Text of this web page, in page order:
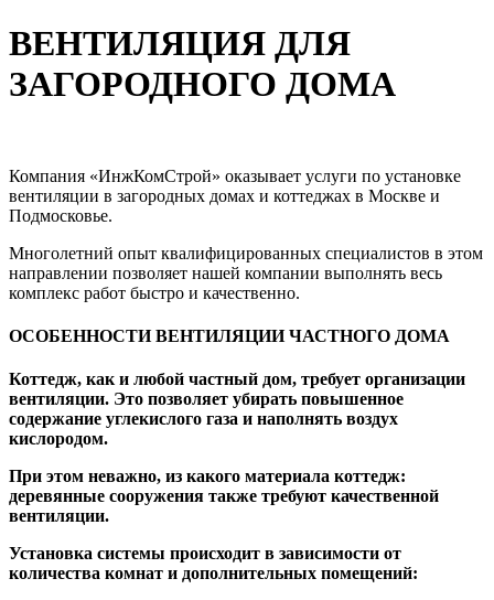
ВЕНТИЛЯЦИЯ ДЛЯ
ЗАГОРОДНОГО ДОМА
Компания «ИнжКомСтрой» оказывает услуги по установке
вентиляции в загородных домах и коттеджах в Москве и
Подмосковье.
Многолетний опыт квалифицированных специалистов в этом
направлении позволяет нашей компании выполнять весь
комплекс работ быстро и качественно.
ОСОБЕННОСТИ ВЕНТИЛЯЦИИ ЧАСТНОГО ДОМА
Коттедж, как и любой частный дом, требует организации
вентиляции. Это позволяет убирать повышенное
содержание углекислого газа и наполнять воздух
кислородом.
При этом неважно, из какого материала коттедж:
деревянные сооружения также требуют качественной
вентиляции.
Установка системы происходит в зависимости от
количества комнат и дополнительных помещений: